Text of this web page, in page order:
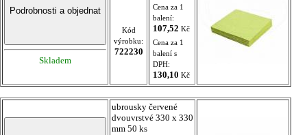
Skladem
Kód
výrobku:
722230
Cena za 1
balení:
107,52 Kč
Cena za 1
balení s
DPH:
130,10 Kč
ubrousky červené
dvouvrstvé 330 x 330
mm 50 ks